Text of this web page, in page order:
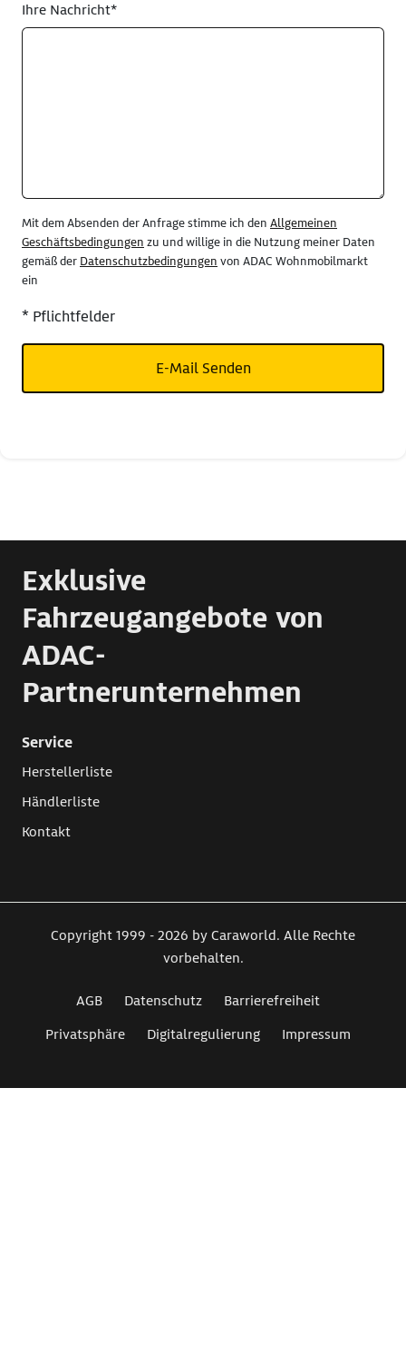
Ihre Nachricht*
Mit dem Absenden der Anfrage stimme ich den Allgemeinen
Geschäftsbedingungen zu und willige in die Nutzung meiner Daten
gemäß der Datenschutzbedingungen von ADAC Wohnmobilmarkt
ein
* Pflichtfelder
E-Mail Senden
Exklusive
Fahrzeugangebote von
ADAC-
Partnerunternehmen
Service
Herstellerliste
Händlerliste
Kontakt
Copyright 1999 - 2026 by Caraworld. Alle Rechte
vorbehalten.
AGB Datenschutz
Barrierefreiheit
Privatsphäre
Digitalregulierung Impressum